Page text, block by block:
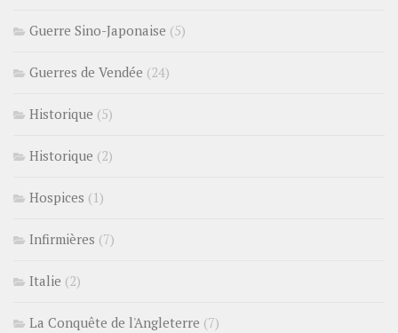
Guerre Sino-Japonaise (5)
Guerres de Vendée (24)
Historique (5)
Historique (2)
Hospices (1)
Infirmières (7)
Italie (2)
La Conquête de l'Angleterre (7)